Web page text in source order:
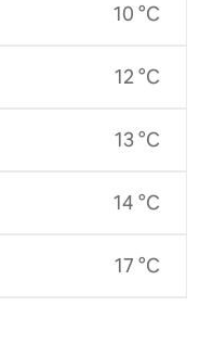
10 °C
12 °C
13 °C
14 °C
17 °C